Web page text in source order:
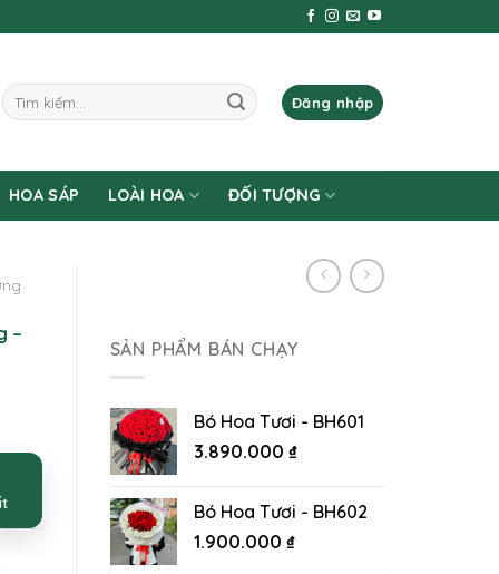
Tìm
kiếm:
Đăng nhập
HOA SÁP LOÀI HOA ĐỐI TƯỢNG
–
SẢN PHẨM BÁN CHẠY
Bó Hoa Tươi - BH601
3.890.000 ₫
Bó Hoa Tươi - BH602
1.900.000 ₫